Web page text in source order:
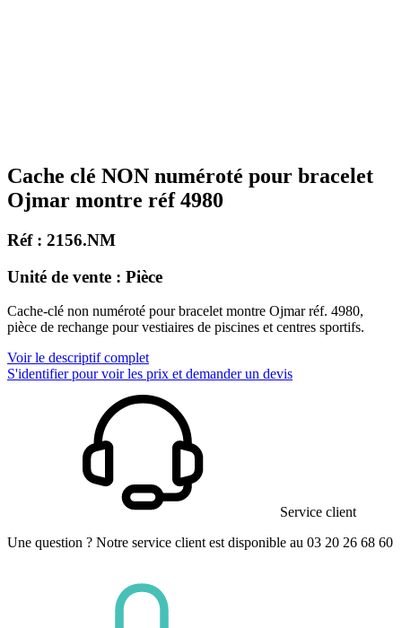
Cache clé NON numéroté pour bracelet
Ojmar montre réf 4980
Réf : 2156.NM
Unité de vente : Pièce
Cache-clé non numéroté pour bracelet montre Ojmar réf. 4980,
pièce de rechange pour vestiaires de piscines et centres sportifs.
Voir le descriptif complet
S'identifier pour voir les prix et demander un devis
Service client
Une question ? Notre service client est disponible au 03 20 26 68 60